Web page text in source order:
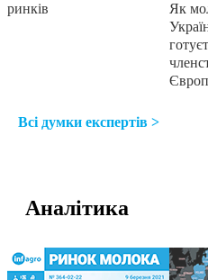
ринків
Як
Всі думки експертів >
Аналітика